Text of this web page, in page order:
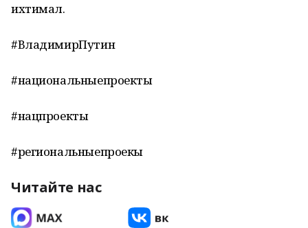
ихтимал.
#ВладимирПутин
#национальныепроекты
#нацпроекты
#региональныепроекы
Читайте нас